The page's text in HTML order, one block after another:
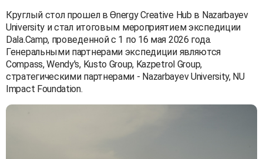
Круглый стол прошел в Өnergy Creative Hub в Nazarbayev
University и стал итоговым мероприятием экспедиции
Dala.Camp, проведенной с 1 по 16 мая 2026 года.
Генеральными партнерами экспедиции являются
Compass, Wendy's, Kusto Group, Kazpetrol Group,
стратегическими партнерами - Nazarbayev University, NU
Impact Foundation.